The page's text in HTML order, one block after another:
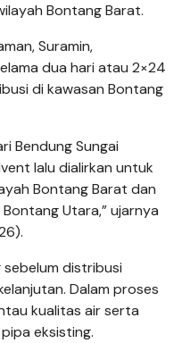
Bontang Barat.
Suramin,
dua hari atau 2×24
di kawasan Bontang
Bendung Sungai
lalu dialirkan untuk
Bontang Barat dan
Utara,” ujarnya
distribusi
Dalam proses
kualitas air serta
eksisting.